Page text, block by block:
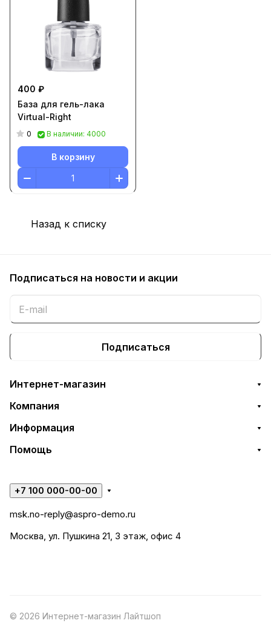
400 ₽
База для гель-лака
Virtual-Right
0 В наличии: 4000
В корзину
Назад к списку
Подписаться на новости и акции
Подписаться
Интернет-магазин
Компания
Информация
Помощь
+7 100 000-00-00
msk.no-reply@aspro-demo.ru
Москва, ул. Пушкина 21, 3 этаж, офис 4
© 2026 Интернет-магазин Лайтшоп